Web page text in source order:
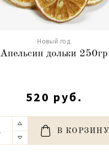
Новый год
Апельсин дольки 250гр
520 руб.
В КОРЗИНУ